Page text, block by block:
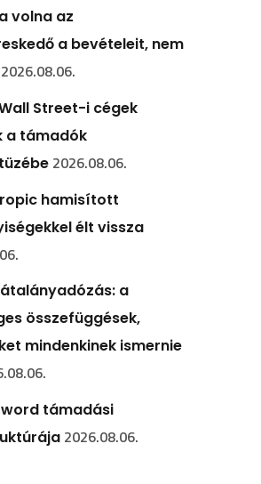
volna az
a bevételeit, nem
2026.08.06.
Street-i cégek
a támadók
2026.08.06.
hamisított
élt vissza
átalányadózás: a
összefüggések,
mindenkinek ismernie
támadási
2026.08.06.